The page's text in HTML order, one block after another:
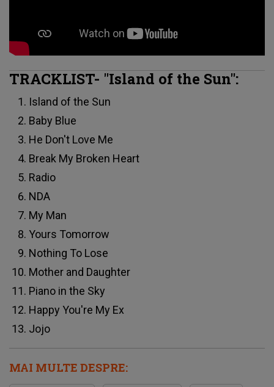
TRACKLIST- "Island of the Sun":
Island of the Sun
Baby Blue
He Don't Love Me
Break My Broken Heart
Radio
NDA
My Man
Yours Tomorrow
Nothing To Lose
Mother and Daughter
Piano in the Sky
Happy You're My Ex
Jojo
MAI MULTE DESPRE: